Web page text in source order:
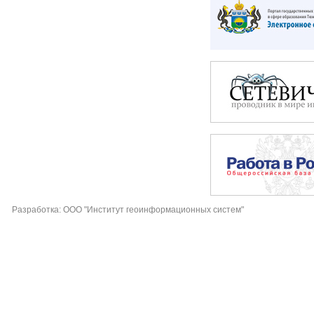
Разработка: ООО "Институт геоинформационных систем"